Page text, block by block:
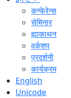
कन्फेरेन्स
सेमिनार
ह्याकाथन
वर्कशप
प्रदर्शनी
कार्यक्रम
English
Unicode